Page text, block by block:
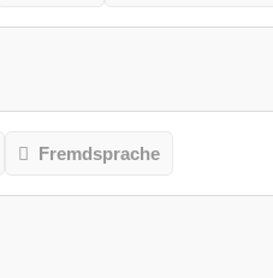
Fremdsprache